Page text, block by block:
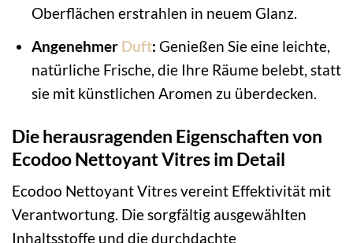
Oberflächen erstrahlen in neuem Glanz.
Angenehmer Duft: Genießen Sie eine leichte,
natürliche Frische, die Ihre Räume belebt, statt
sie mit künstlichen Aromen zu überdecken.
Die herausragenden Eigenschaften von
Ecodoo Nettoyant Vitres im Detail
Ecodoo Nettoyant Vitres vereint Effektivität mit
Verantwortung. Die sorgfältig ausgewählten
Inhaltsstoffe und die durchdachte